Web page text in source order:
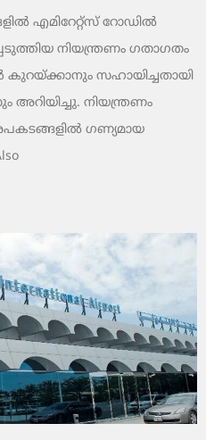
എമിറേറ്റ്സ് റോഡിൽ
നിയന്ത്രണം ഗതാഗതം
സഹായിച്ചതായി
നിയന്ത്രണം
ഗണ്യമായ